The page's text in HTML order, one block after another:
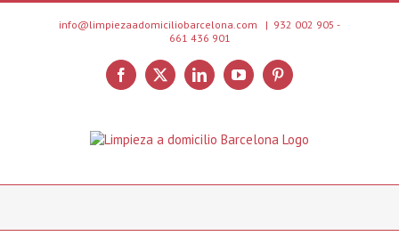
Skip
info@limpiezaadomiciliobarcelona.com | 932 002 905 -
661 436 901
Facebook
X LinkedInYouTubePinterest